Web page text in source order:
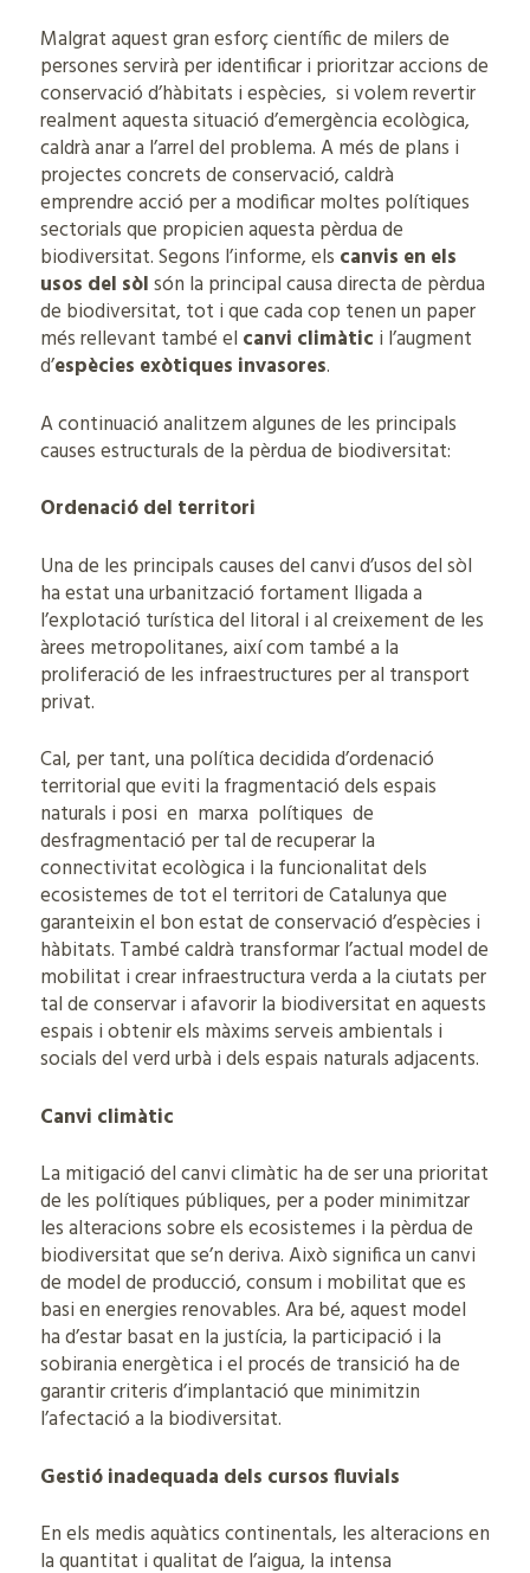
Malgrat aquest gran esforç científic de milers de
persones servirà per identificar i prioritzar accions de
conservació d’hàbitats i espècies, si volem revertir
realment aquesta situació d’emergència ecològica,
caldrà anar a l’arrel del problema. A més de plans i
projectes concrets de conservació, caldrà
emprendre acció per a modificar moltes polítiques
sectorials que propicien aquesta pèrdua de
biodiversitat. Segons l’informe, els canvis en els
usos del sòlsón la principal causa directa de pèrdua
de biodiversitat, tot i que cada cop tenen un paper
més rellevant també el canvi climàtic i l’augment
d’espècies exòtiques invasores.
A continuació analitzem algunes de les principals
causes estructurals de la pèrdua de biodiversitat:
Ordenació del territori
Una de les principals causes del canvi d’usos del sòl
ha estat una urbanització fortament lligada a
l’explotació turística del litoral i al creixement de les
àrees metropolitanes, així com també a la
proliferació de les infraestructures per al transport
privat.
Cal, per tant, una política decidida d’ordenació
territorial que eviti la fragmentació dels espais
naturals i posi en marxa polítiques de
desfragmentació per tal de recuperar la
connectivitat ecològica i la funcionalitat dels
ecosistemes de tot el territori de Catalunya que
garanteixin el bon estat de conservació d’espècies i
hàbitats. També caldrà transformar l’actual model de
mobilitat i crear infraestructura verda a la ciutats per
tal de conservar i afavorir la biodiversitat en aquests
espais i obtenir els màxims serveis ambientals i
socials del verd urbà i dels espais naturals adjacents.
Canvi climàtic
La mitigació del canvi climàtic ha de ser una prioritat
de les polítiques públiques, per a poder minimitzar
les alteracions sobre els ecosistemes i la pèrdua de
biodiversitat que se’n deriva. Això significa un canvi
de model de producció, consum i mobilitat que es
basi en energies renovables. Ara bé, aquest model
ha d’estar basat en la justícia, la participació i la
sobirania energètica i el procés de transició ha de
garantir criteris d’implantació que minimitzin
l’afectació a la biodiversitat.
Gestió inadequada dels cursos fluvials
En els medis aquàtics continentals, les alteracions en
la quantitat i qualitat de l’aigua, la intensa